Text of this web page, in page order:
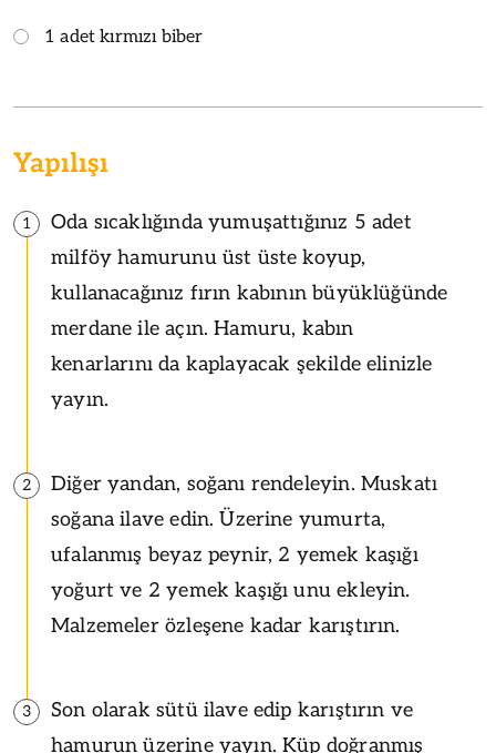
1 adet kırmızı biber
Yapılışı
1
Oda sıcaklığında yumuşattığınız 5 adet
milföy hamurunu üst üste koyup,
kullanacağınız fırın kabının büyüklüğünde
merdane ile açın. Hamuru, kabın
kenarlarını da kaplayacak şekilde elinizle
yayın.
2
Diğer yandan, soğanı rendeleyin. Muskatı
soğana ilave edin. Üzerine yumurta,
ufalanmış beyaz peynir, 2 yemek kaşığı
yoğurt ve 2 yemek kaşığı unu ekleyin.
Malzemeler özleşene kadar karıştırın.
3
Son olarak sütü ilave edip karıştırın ve
hamurun üzerine yayın. Küp doğranmış